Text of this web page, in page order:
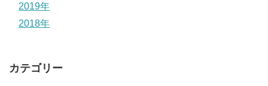
2019年
2018年
カテゴリー